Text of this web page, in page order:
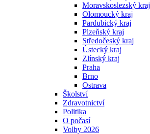
Moravskoslezský kraj
Olomoucký kraj
Pardubický kraj
Plzeňský kraj
Středočeský kraj
Ústecký kraj
Zlínský kraj
Praha
Brno
Ostrava
Školství
Zdravotnictví
Politika
O počasí
Volby 2026